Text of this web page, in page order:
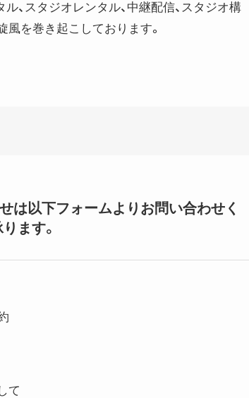
、スタジオレンタル、中継配信、スタジオ構
風を巻き起こしております。
は以下フォームよりお問い合わせく
ます。
て